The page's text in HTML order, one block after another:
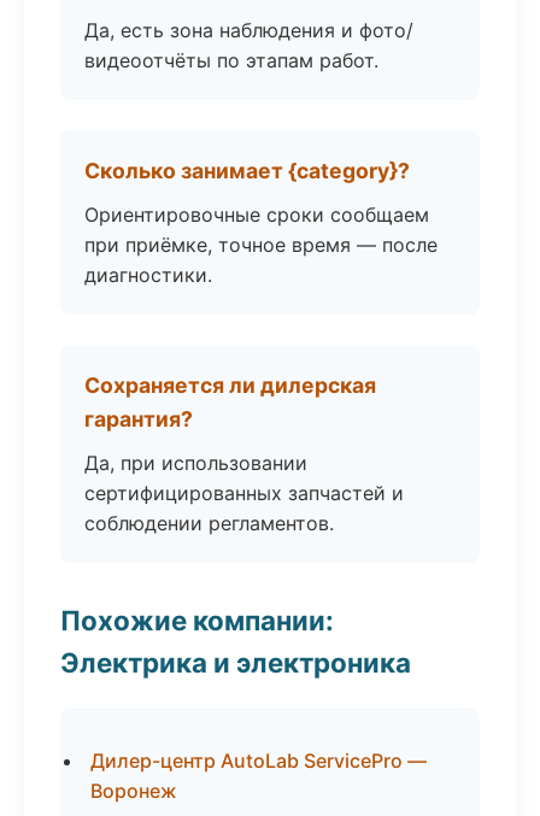
Да, есть зона наблюдения и фото/
видеоотчёты по этапам работ.
Сколько занимает {category}?
Ориентировочные сроки сообщаем
при приёмке, точное время — после
диагностики.
Сохраняется ли дилерская
гарантия?
Да, при использовании
сертифицированных запчастей и
соблюдении регламентов.
Похожие компании:
Электрика и электроника
Дилер-центр AutoLab ServicePro —
Воронеж